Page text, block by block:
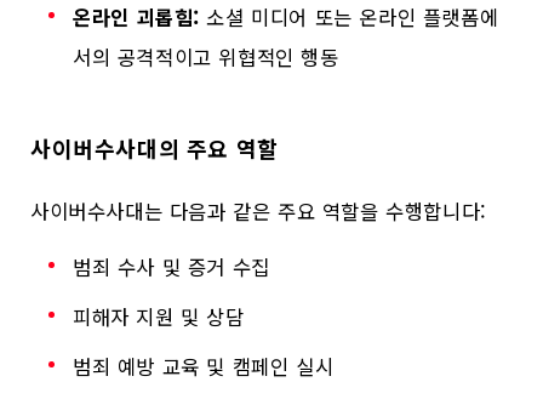
온라인 괴롭힘: 소셜 미디어 또는 온라인 플랫폼에
서의 공격적이고 위협적인 행동
사이버수사대의 주요 역할
사이버수사대는 다음과 같은 주요 역할을 수행합니다:
범죄 수사 및 증거 수집
피해자 지원 및 상담
범죄 예방 교육 및 캠페인 실시